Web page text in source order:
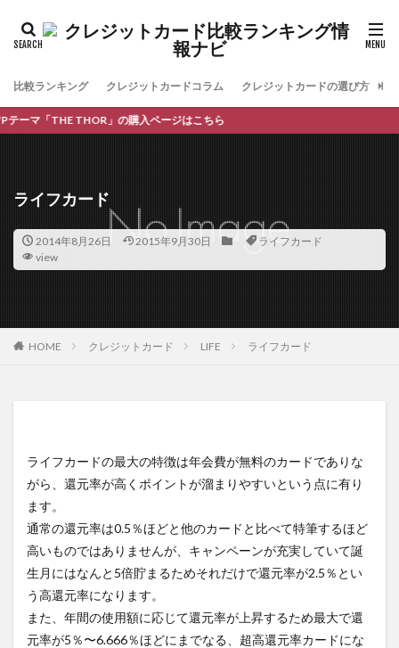
比較ランキング クレジットカードコラム クレジットカードの選び方
「THE THOR」の購入ページはこちら
ライフカード
2014年8月26日 2015年9月30日
ライフカード
view
HOME クレジットカード LIFE ライフカード
ライフカードの最大の特徴は年会費が無料のカードでありな
がら、還元率が高くポイントが溜まりやすいという点に有り
ます。
通常の還元率は0.5％ほどと他のカードと比べて特筆するほど
高いものではありませんが、キャンペーンが充実していて誕
生月にはなんと5倍貯まるためそれだけで還元率が2.5％とい
う高還元率になります。
また、年間の使用額に応じて還元率が上昇するため最大で還
元率が5％〜6.666％ほどにまでなる、超高還元率カードにな